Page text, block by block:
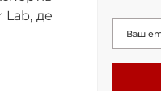
Lab, де